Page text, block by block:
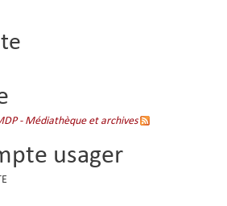
- Médiathèque et archives
usager